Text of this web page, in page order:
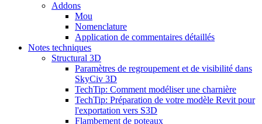
Addons
Mou
Nomenclature
Application de commentaires détaillés
Notes techniques
Structural 3D
Paramètres de regroupement et de visibilité dans
SkyCiv 3D
TechTip: Comment modéliser une charnière
TechTip: Préparation de votre modèle Revit pour
l'exportation vers S3D
Flambement de poteaux